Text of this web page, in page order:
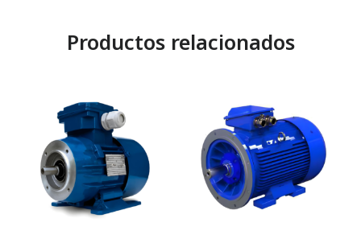
Productos relacionados